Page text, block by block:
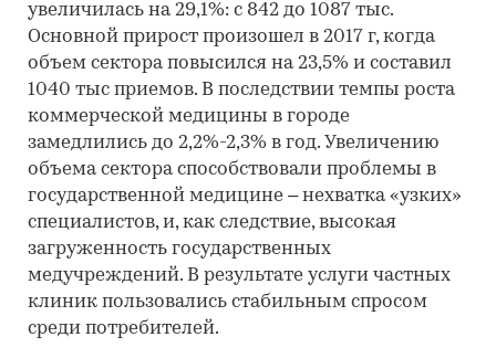
увеличилась на 29,1%: с 842 до 1087 тыс.
Основной прирост произошел в 2017 г, когда
объем сектора повысился на 23,5% и составил
1040 тыс приемов. В последствии темпы роста
коммерческой медицины в городе
замедлились до 2,2%-2,3% в год. Увеличению
объема сектора способствовали проблемы в
государственной медицине – нехватка «узких»
специалистов, и, как следствие, высокая
загруженность государственных
медучреждений. В результате услуги частных
клиник пользовались стабильным спросом
среди потребителей.